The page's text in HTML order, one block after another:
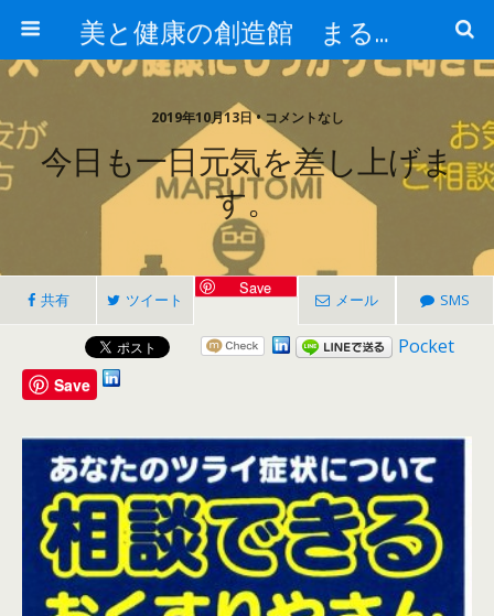
美と健康の創造館 まるとみ薬品 ぐんまの薬屋 芳さんのブログ
2019年10月13日 • コメントなし
今日も一日元気を差し上げま
す。
共有 ツイート
Save
メール SMS
Pocket
Save